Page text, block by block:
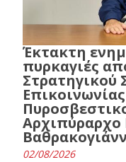
Έκτακτη
πυρκαγιές
Στρατηγικού
Αρχιπύραρχο
02/08/2026